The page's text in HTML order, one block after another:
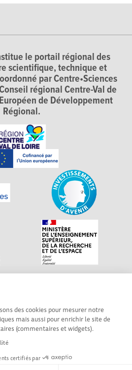
des cookies pour mesurer notre
mais aussi pour enrichir le site de
(commentaires et widgets).
certifiés par
le portail régional des
scientifique, technique et
par Centre•Sciences
régional Centre-Val de
de Développement
Régional.
en contact : Echosciences
du territoire. Propulsé par
: echosciences@centre-
de confidentialité